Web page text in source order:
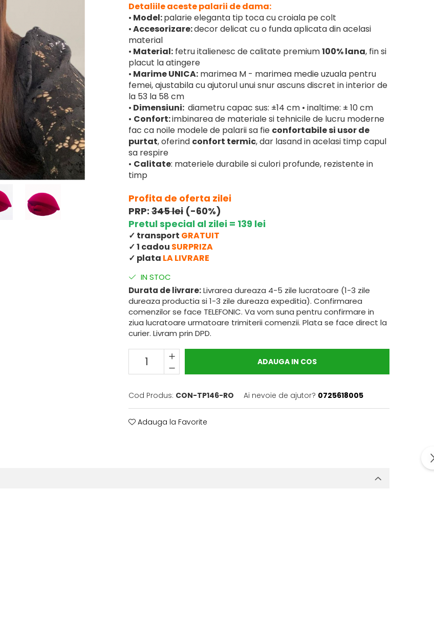
Detaliile aceste palarii de dama:
• Model:palarie eleganta tip toca cu croiala pe colt
•Accesorizare:decor delicat cu o funda aplicata din acelasi
material
• Material: fetru italienesc de calitate premium100% lana, fin si
placut la atingere
• Marime UNICA: marimea M - marimea medie uzuala pentru
femei, ajustabila cu ajutorul unui snur ascuns discret in interior de
la 53 la 58 cm
• Dimensiuni: diametru capac sus: ±14 cm • inaltime: ± 10 cm
• Confort:imbinarea de materiale si tehnicile de lucru moderne
fac ca noile modele de palarii sa fie confortabile si usor de
purtat, oferind confort termic, dar lasand in acelasi timp capul
sa respire
• Calitate: materiele durabile si culori profunde, rezistente in
timp
Profita de oferta zilei
PRP: 345 lei (-60%)
Pretul special al zilei = 139 lei
✓ transport GRATUIT
✓ 1 cadou SURPRIZA
✓ plata LA LIVRARE
IN STOC
Durata de livrare:Livrarea dureaza 4-5 zile lucratoare (1-3 zile
dureaza productia si 1-3 zile dureaza expeditia). Confirmarea
comenzilor se face TELEFONIC. Va vom suna pentru confirmare in
ziua lucratoare urmatoare trimiterii comenzii. Plata se face direct la
curier. Livram prin DPD.
ADAUGA IN COS
Cod Produs: CON-TP146-RO Ai nevoie de ajutor? 0725618005
Adauga la Favorite